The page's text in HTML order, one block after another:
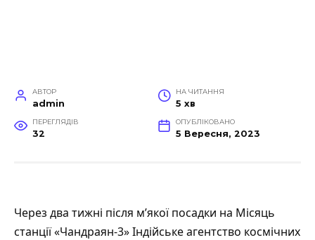
АВТОР
admin
НА ЧИТАННЯ
5 хв
ПЕРЕГЛЯДІВ
32
ОПУБЛІКОВАНО
5 Вересня, 2023
Через два тижні після м’якої посадки на Місяць
станції «Чандраян-3» Індійське агентство космічних